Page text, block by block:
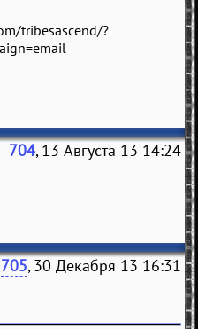
tribesascend/?
704, 13 Августа 13 14:24
705, 30 Декабря 13 16:31